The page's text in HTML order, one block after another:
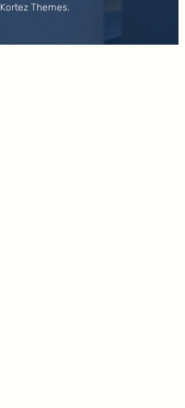
Kortez Themes.